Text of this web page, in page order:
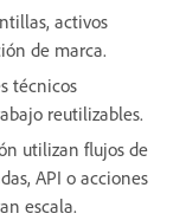
activos
de marca.
técnicos
reutilizables.
utilizan flujos de
API o acciones
escala.